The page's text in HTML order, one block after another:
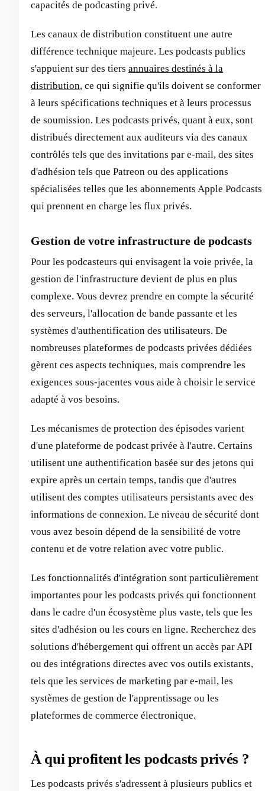
capacités de podcasting privé.
Les canaux de distribution constituent une autre
différence technique majeure. Les podcasts publics
s'appuient sur des tiers annuaires destinés à la
distribution, ce qui signifie qu'ils doivent se conformer
à leurs spécifications techniques et à leurs processus
de soumission. Les podcasts privés, quant à eux, sont
distribués directement aux auditeurs via des canaux
contrôlés tels que des invitations par e-mail, des sites
d'adhésion tels que Patreon ou des applications
spécialisées telles que les abonnements Apple Podcasts
qui prennent en charge les flux privés.
Gestion de votre infrastructure de podcasts
Pour les podcasteurs qui envisagent la voie privée, la
gestion de l'infrastructure devient de plus en plus
complexe. Vous devrez prendre en compte la sécurité
des serveurs, l'allocation de bande passante et les
systèmes d'authentification des utilisateurs. De
nombreuses plateformes de podcasts privées dédiées
gèrent ces aspects techniques, mais comprendre les
exigences sous-jacentes vous aide à choisir le service
adapté à vos besoins.
Les mécanismes de protection des épisodes varient
d'une plateforme de podcast privée à l'autre. Certains
utilisent une authentification basée sur des jetons qui
expire après un certain temps, tandis que d'autres
utilisent des comptes utilisateurs persistants avec des
informations de connexion. Le niveau de sécurité dont
vous avez besoin dépend de la sensibilité de votre
contenu et de votre relation avec votre public.
Les fonctionnalités d'intégration sont particulièrement
importantes pour les podcasts privés qui fonctionnent
dans le cadre d'un écosystème plus vaste, tels que les
sites d'adhésion ou les cours en ligne. Recherchez des
solutions d'hébergement qui offrent un accès par API
ou des intégrations directes avec vos outils existants,
tels que les services de marketing par e-mail, les
systèmes de gestion de l'apprentissage ou les
plateformes de commerce électronique.
À qui profitent les podcasts privés ?
Les podcasts privés s'adressent à plusieurs publics et